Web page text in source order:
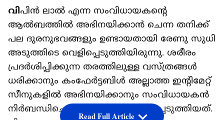
വിപിൻ ലാൽ എന്ന സംവിധായകന്റെ
ആൽബത്തിൽ അഭിനയിക്കാൻ ചെന്ന തനിക്ക്
പല ദുരനുഭവങ്ങളും ഉണ്ടായതായി രേണു സുധി
അടുത്തിടെ വെളിപ്പെടുത്തിയിരുന്നു. ശരീരം
പ്രദർശിപ്പിക്കുന്ന തരത്തിലുള്ള വസ്ത്രങ്ങൾ
ധരിക്കാനും കംഫേർട്ടബിൾ അല്ലാത്ത ഇന്റിമേറ്റ്
സീനുകളിൽ അഭിനയിക്കാനും സംവിധായകൻ
നിർബന്ധിച്ചെന്നാണ് രേണു വെളിപ്പെടുത്തിയത്.
Read Full Article